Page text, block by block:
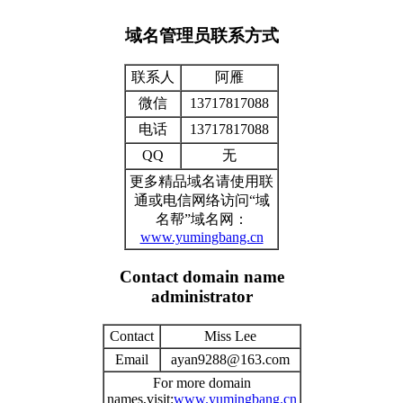
域名管理员联系方式
联系人
阿雁
微信
13717817088
电话
13717817088
QQ
无
更多精品域名请使用联
通或电信网络访问“域
名帮”域名网：
www.yumingbang.cn
Contact domain name
administrator
Contact
Miss Lee
Email
ayan9288@163.com
For more domain
names,visit:www.yumingbang.cn